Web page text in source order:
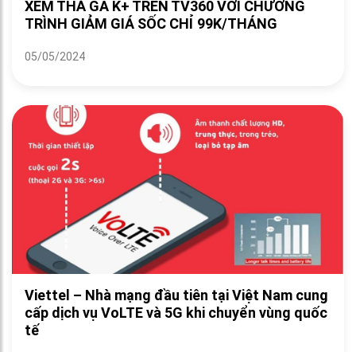
XEM THẢ GA K+ TRÊN TV360 VỚI CHƯƠNG
TRÌNH GIẢM GIÁ SỐC CHỈ 99K/THÁNG
05/05/2024
Viettel – Nhà mạng đầu tiên tại Việt Nam cung
cấp dịch vụ VoLTE và 5G khi chuyển vùng quốc
tế